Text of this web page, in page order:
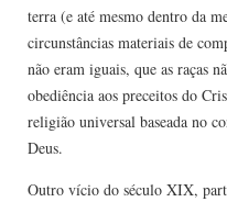
terra (e até mesmo dentro da
circunstâncias materiais de
não eram iguais, que as raças
obediência aos preceitos do
religião universal baseada no
Deus.
Outro vício do século XIX,